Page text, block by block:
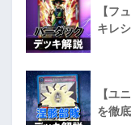
【フ
キレ
【ユ
を徹